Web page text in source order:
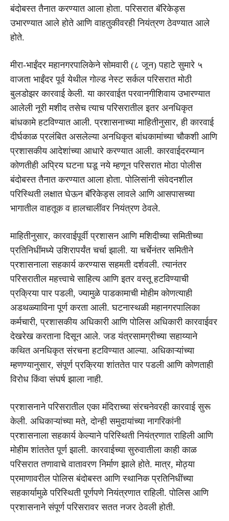
बंदोबस्त तैनात करण्यात आला होता. परिसरात बॅरिकेड्स
उभारण्यात आले होते आणि वाहतुकीवरही नियंत्रण ठेवण्यात आले
होते.
मीरा-भाईंदर महानगरपालिकेने सोमवारी (८ जून) पहाटे सुमारे ५
वाजता भाईंदर पूर्व येथील गोल्ड नेस्ट सर्कल परिसरात मोठी
बुलडोझर कारवाई केली. या कारवाईत परवानगीशिवाय उभारण्यात
आलेली नूरी मशीद तसेच त्याच परिसरातील इतर अनधिकृत
बांधकामे हटविण्यात आली. प्रशासनाच्या माहितीनुसार, ही कारवाई
दीर्घकाळ प्रलंबित असलेल्या अनधिकृत बांधकामांच्या चौकशी आणि
प्रशासकीय आदेशांच्या आधारे करण्यात आली. कारवाईदरम्यान
कोणतीही अप्रिय घटना घडू नये म्हणून परिसरात मोठा पोलीस
बंदोबस्त तैनात करण्यात आला होता. पोलिसांनी संवेदनशील
परिस्थिती लक्षात घेऊन बॅरिकेड्स लावले आणि आसपासच्या
भागातील वाहतूक व हालचालींवर नियंत्रण ठेवले.
माहितीनुसार, कारवाईपूर्वी प्रशासन आणि मशिदीच्या समितीच्या
प्रतिनिधींमध्ये उशिरापर्यंत चर्चा झाली. या चर्चेनंतर समितीने
प्रशासनाला सहकार्य करण्यास सहमती दर्शवली. त्यानंतर
परिसरातील महत्त्वाचे साहित्य आणि इतर वस्तू हटविण्याची
प्रक्रिया पार पडली, ज्यामुळे पाडकामाची मोहीम कोणत्याही
अडथळ्याविना पूर्ण करता आली. घटनास्थळी महानगरपालिका
कर्मचारी, प्रशासकीय अधिकारी आणि पोलिस अधिकारी कारवाईवर
देखरेख करताना दिसून आले. जड यंत्रसामग्रीच्या सहाय्याने
कथित अनधिकृत संरचना हटविण्यात आल्या. अधिकाऱ्यांच्या
म्हणण्यानुसार, संपूर्ण प्रक्रिया शांततेत पार पडली आणि कोणताही
विरोध किंवा संघर्ष झाला नाही.
प्रशासनाने परिसरातील एका मंदिराच्या संरचनेवरही कारवाई सुरू
केली. अधिकाऱ्यांच्या मते, दोन्ही समुदायांच्या नागरिकांनी
प्रशासनाला सहकार्य केल्याने परिस्थिती नियंत्रणात राहिली आणि
मोहीम शांततेत पूर्ण झाली. कारवाईच्या सुरुवातीला काही काळ
परिसरात तणावाचे वातावरण निर्माण झाले होते. मात्र, मोठ्या
प्रमाणावरील पोलिस बंदोबस्त आणि स्थानिक प्रतिनिधींच्या
सहकार्यामुळे परिस्थिती पूर्णपणे नियंत्रणात राहिली. पोलिस आणि
प्रशासनाने संपूर्ण परिसरावर सतत नजर ठेवली होती.